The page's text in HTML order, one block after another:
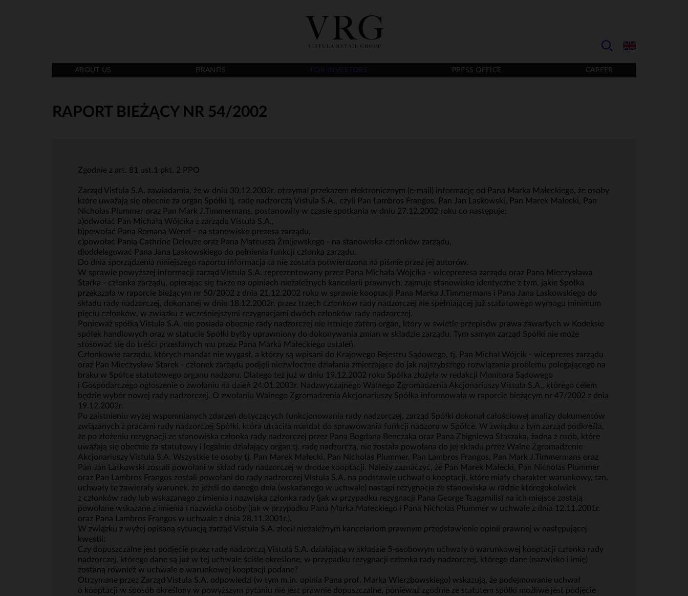
ABOUT US BRANDS FOR INVESTORS PRESS OFFICE CAREER
RAPORT BIEŻĄCY NR 54/2002
Zgodnie z art. 81 ust.1 pkt. 2 PPO
Zarząd Vistula S.A. zawiadamia, że w dniu 30.12.2002r. otrzymał przekazem elektronicznym (e-mail) informację od Pana Marka Małeckiego, że osoby
które uważają się obecnie za organ Spółki tj. radę nadzorczą Vistula S.A., czyli Pan Lambros Frangos, Pan Jan Laskowski, Pan Marek Małecki, Pan
Nicholas Plummer oraz Pan Mark J.Timmermans, postanowiły w czasie spotkania w dniu 27.12.2002 roku co następuje:
a)odwołać Pan Michała Wójcika z zarządu Vistula S.A.,
b)powołać Pana Romana Wenzl - na stanowisko prezesa zarządu,
c)powołać Panią Cathrine Deleuze oraz Pana Mateusza Żmijewskego - na stanowiska członków zarządu,
d)oddelegować Pana Jana Laskowskiego do pełnienia funkcji członka zarządu.
Do dnia sporządzenia niniejszego raportu informacja ta nie została potwierdzona na piśmie przez jej autorów.
W sprawie powyższej informacji zarząd Vistula S.A. reprezentowany przez Pana Michała Wójcika - wiceprezesa zarządu oraz Pana Mieczysława
Starka - członka zarządu, opierając się także na opiniach niezależnych kancelarii prawnych, zajmuje stanowisko identyczne z tym, jakie Spółka
przekazała w raporcie bieżącym nr 50/2002 z dnia 21.12.2002 roku w sprawie kooptacji Pana Marka J.Timmermans i Pana Jana Laskowskiego do
składu rady nadzorczej, dokonanej w dniu 18.12.2002r. przez trzech członków rady nadzorczej nie spełniającej już statutowego wymogu minimum
pięciu członków, w związku z wcześniejszymi rezygnacjami dwóch członków rady nadzorczej.
Ponieważ spółka Vistula S.A. nie posiada obecnie rady nadzorczej nie istnieje zatem organ, który w świetle przepisów prawa zawartych w Kodeksie
spółek handlowych oraz w statucie Spółki byłby uprawniony do dokonywania zmian w składzie zarządu. Tym samym zarząd Spółki nie może
stosować się do treści przesłanych mu przez Pana Marka Małeckiego ustaleń.
Członkowie zarządu, których mandat nie wygasł, a którzy są wpisani do Krajowego Rejestru Sądowego, tj. Pan Michał Wójcik - wiceprezes zarządu
oraz Pan Mieczysław Starek - członek zarządu podjęli niezwłoczne działania zmierzające do jak najszybszego rozwiązania problemu polegającego na
braku w Spółce statutowego organu nadzoru. Dlatego też już w dniu 19.12.2002 roku Spółka złożyła w redakcji Monitora Sądowego
i Gospodarczego ogłoszenie o zwołaniu na dzień 24.01.2003r. Nadzwyczajnego Walnego Zgromadzenia Akcjonariuszy Vistula S.A., którego celem
będzie wybór nowej rady nadzorczej. O zwołaniu Walnego Zgromadzenia Akcjonariuszy Spółka informowała w raporcie bieżącym nr 47/2002 z dnia
19.12.2002r.
Po zaistnieniu wyżej wspomnianych zdarzeń dotyczących funkcjonowania rady nadzorczej, zarząd Spółki dokonał całościowej analizy dokumentów
związanych z pracami rady nadzorczej Spółki, która utraciła mandat do sprawowania funkcji nadzoru w Spółce. W związku z tym zarząd podkreśla,
że po złożeniu rezygnacji ze stanowiska członka rady nadzorczej przez Pana Bogdana Benczaka oraz Pana Zbigniewa Staszaka, żadna z osób, które
uważają się obecnie za statutowy i legalnie działający organ tj. radę nadzorczą, nie została powołana do jej składu przez Walne Zgromadzenie
Akcjonariuszy Vistula S.A. Wszystkie te osoby tj. Pan Marek Małecki, Pan Nicholas Plummer, Pan Lambros Frangos, Pan Mark J.Timmermans oraz
Pan Jan Laskowski zostali powołani w skład rady nadzorczej w drodze kooptacji. Należy zaznaczyć, że Pan Marek Małecki, Pan Nicholas Plummer
oraz Pan Lambros Frangos zostali powołani do rady nadzorczej Vistula S.A. na podstawie uchwał o kooptacji, które miały charakter warunkowy, tzn.
uchwały te zawierały warunek, że jeżeli do danego dnia (wskazanego w uchwale) nastąpi rezygnacja ze stanowiska w radzie któregokolwiek
z członków rady lub wskazanego z imienia i nazwiska członka rady (jak w przypadku rezygnacji Pana George Tsagamilis) na ich miejsce zostają
powołane wskazane z imienia i nazwiska osoby (jak w przypadku Pana Marka Małeckiego i Pana Nicholas Plummer w uchwale z dnia 12.11.2001r.
oraz Pana Lambros Frangos w uchwale z dnia 28.11.2001r.).
W związku z wyżej opisaną sytuacją zarząd Vistula S.A. zlecił niezależnym kancelariom prawnym przedstawienie opinii prawnej w następującej
kwestii:
Czy dopuszczalne jest podjęcie przez radę nadzorczą Vistula S.A. działającą w składzie 5-osobowym uchwały o warunkowej kooptacji członka rady
nadzorczej, którego dane są już w tej uchwale ściśle określone, w przypadku rezygnacji członka rady nadzorczej, którego dane (nazwisko i imię)
zostaną również w uchwale o warunkowej kooptacji podane?
Otrzymane przez Zarząd Vistula S.A. odpowiedzi (w tym m.in. opinia Pana prof. Marka Wierzbowskiego) wskazują, że podejmowanie uchwał
o kooptacji w sposób określony w powyższym pytaniu nie jest prawnie dopuszczalne, ponieważ zgodnie ze statutem spółki możliwe jest podjęcie